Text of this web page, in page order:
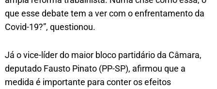
que esse debate tem a ver com o enfrentamento da
Covid-19?”, questionou.
Já o vice-líder do maior bloco partidário da Câmara,
deputado Fausto Pinato (PP-SP), afirmou que a
medida é importante para conter os efeitos